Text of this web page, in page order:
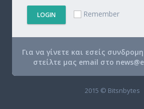
LOGIN Remember
Για να γίνετε και εσείς
στείλτε μας email στο
2015 © Bitsnbytes